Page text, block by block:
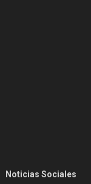
Noticias Sociales